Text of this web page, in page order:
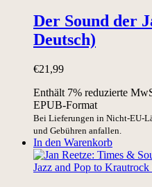
Der Sound der
Deutsch)
€21,99
Enthält 7% reduzierte
EPUB-Format
Bei Lieferungen in Nicht-EU-
und Gebühren anfallen.
In den Warenkorb